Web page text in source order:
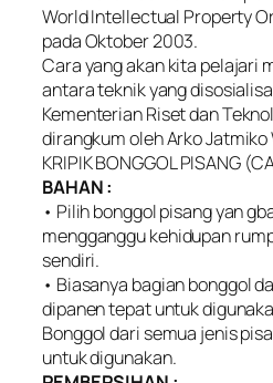
World Intellectual Property
pada Oktober 2003.
Cara yang akan kita pelajari
antara teknik yang
Kementerian Riset dan
dirangkum oleh Arko Jatmiko
KRIPIK BONGGOL PISANG
BAHAN :
• Pilih bonggol pisang yan
mengganggu kehidupan
sendiri.
• Biasanya bagian bonggol
dipanen tepat untuk
Bonggol dari semua jenis
untuk digunakan.